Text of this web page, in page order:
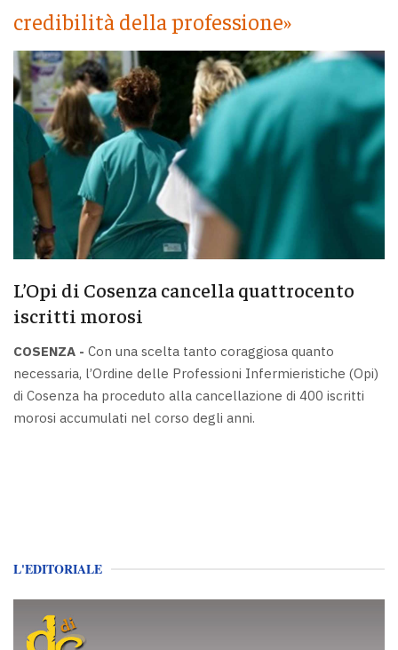
credibilità della professione»
L’Opi di Cosenza cancella quattrocento
iscritti morosi
COSENZA - Con una scelta tanto coraggiosa quanto
necessaria, l’Ordine delle Professioni Infermieristiche (Opi)
di Cosenza ha proceduto alla cancellazione di 400 iscritti
morosi accumulati nel corso degli anni.
L'EDITORIALE